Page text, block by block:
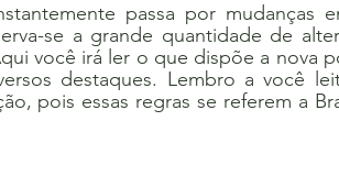
passa por mudanças
se a grande quantidade de
você irá ler o que dispõe a nova
destaques. Lembro a você
pois essas regras se referem a